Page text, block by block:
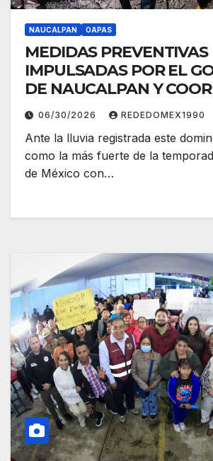
NAUCALPAN OAPAS
MEDIDAS PREVENTIVAS
IMPULSADAS POR EL
DE NAUCALPAN Y
METROPOLITANA
MITIGAR DESASTRES
FUERTES LLUVIAS
06/30/2026 REDEDOMEX1990
Ante la lluvia registrada este
como la más fuerte de la
de México con…